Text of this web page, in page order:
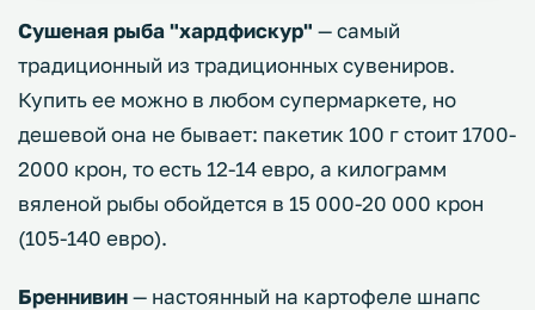
Сушеная рыба "хардфискур" — самый
традиционный из традиционных сувениров.
Купить ее можно в любом супермаркете, но
дешевой она не бывает: пакетик 100 г стоит 1700-
2000 крон, то есть 12-14 евро, а килограмм
вяленой рыбы обойдется в 15 000-20 000 крон
(105-140 евро).
Бреннивин— настоянный на картофеле шнапс